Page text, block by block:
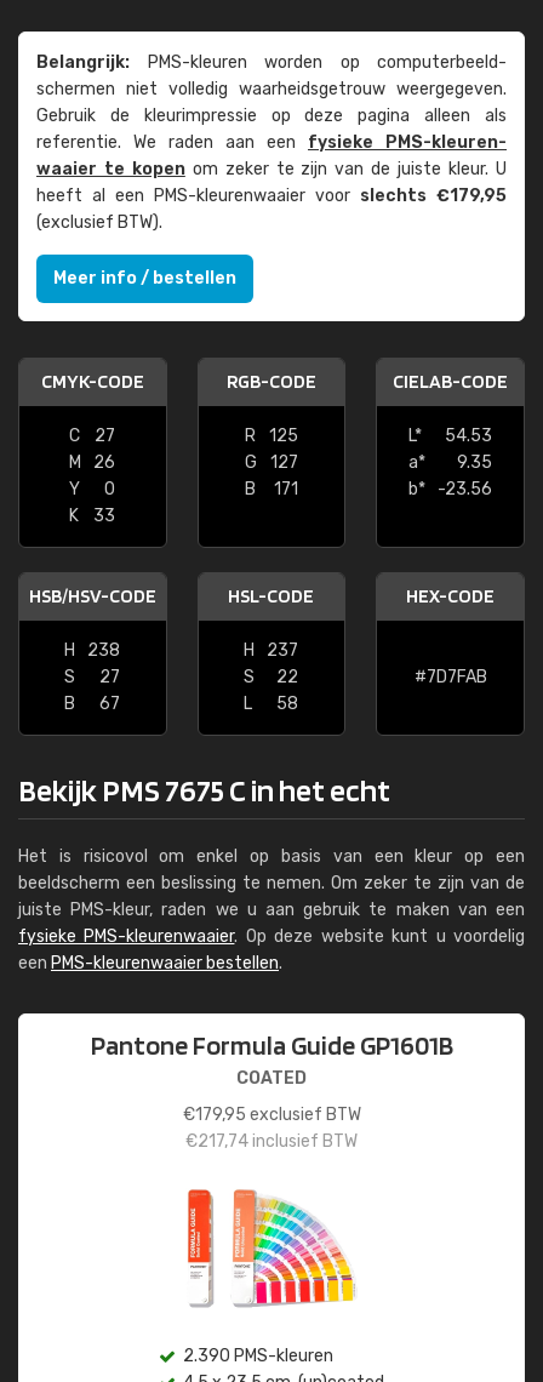
Belangrijk: PMS-kleuren worden op computer­beeld­
schermen niet volledig waarheids­­getrouw weer­gegeven.
Gebruik de kleur­impressie op deze pagina alleen als
referentie. We raden aan een fysieke PMS-kleuren­
waaier te kopenom zeker te zijn van de juiste kleur. U
heeft al een PMS-kleuren­waaier voor slechts €179,95
(exclusief BTW).
Meer info / bestellen
CMYK-CODE
C
27
M
26
Y
0
K
33
RGB-CODE
R
125
G
127
B
171
CIELAB-CODE
L*
54.53
a*
9.35
b*
-23.56
HSB/HSV-CODE
H
238
S
27
B
67
HSL-CODE
H
237
S
22
L
58
HEX-CODE
#7D7FAB
Bekijk PMS 7675 C in het echt
Het is risicovol om enkel op basis van een kleur op een
beeldscherm een beslissing te nemen. Om zeker te zijn van de
juiste PMS-kleur, raden we u aan gebruik te maken van een
fysieke PMS-kleurenwaaier. Op deze website kunt u voordelig
een PMS-kleurenwaaier bestellen.
Pantone Formula Guide GP1601B
COATED
€179,95 exclusief BTW
€217,74inclusief BTW
2.390 PMS-kleuren